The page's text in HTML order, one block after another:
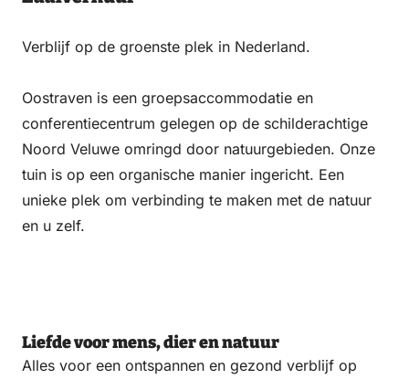
Verblijf op de groenste plek in Nederland.
Oostraven is een groepsaccommodatie en
conferentiecentrum gelegen op de schilderachtige
Noord Veluwe omringd door natuurgebieden. Onze
tuin is op een organische manier ingericht. Een
unieke plek om verbinding te maken met de natuur
en u zelf.
Liefde voor mens, dier en natuur
Alles voor een ontspannen en gezond verblijf op